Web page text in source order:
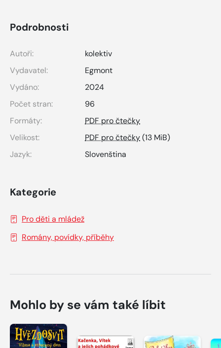
Podrobnosti
Autoři:
kolektiv
Vydavatel:
Egmont
Vydáno:
2024
Počet stran:
96
Formáty:
PDF pro čtečky
Velikost:
PDF pro čtečky(13 MiB)
Jazyk:
Slovenština
Kategorie
Pro děti a mládež
Romány, povídky, příběhy
Mohlo by se vám také líbit